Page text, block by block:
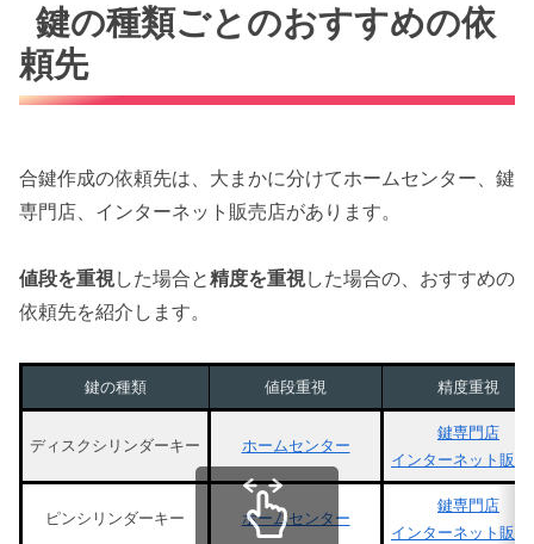
鍵の種類ごとのおすすめの依
頼先
合鍵作成の依頼先は、大まかに分けてホームセンター、鍵
専門店、インターネット販売店があります。
値段を重視した場合と精度を重視した場合の、おすすめの
依頼先を紹介します。
鍵の種類 値段重視 精度重視
ディスクシリンダーキー ホームセンター
鍵専門店
インターネット販売
ピンシリンダーキー ホームセンター
鍵専門店
インターネット販売